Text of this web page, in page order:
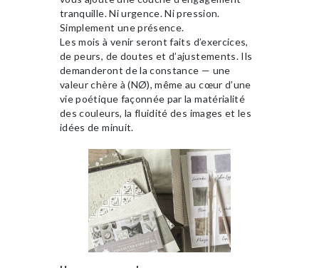
tranquille. Ni urgence. Ni pression.
Simplement une présence.
Les mois à venir seront faits d’exercices,
de peurs, de doutes et d’ajustements. Ils
demanderont de la constance — une
valeur chère à (NØ), même au cœur d’une
vie poétique façonnée par la matérialité
des couleurs, la fluidité des images et les
idées de minuit.